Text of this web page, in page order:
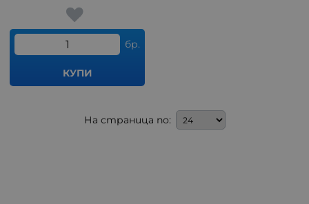
бр.
КУПИ
На страница по: